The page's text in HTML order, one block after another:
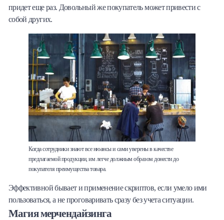
придет еще раз. Довольный же покупатель может привести с
собой других.
Когда сотрудники знают все нюансы и сами уверены в качестве
предлагаемой продукции, им легче должным образом донести до
покупателя преимущества товара.
Эффективной бывает и применение скриптов, если умело ими
пользоваться, а не проговаривать сразу без учета ситуации.
Магия мерчендайзинга